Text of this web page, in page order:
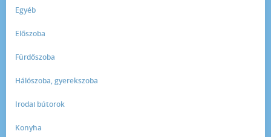
Egyéb
Előszoba
Fürdőszoba
Hálószoba, gyerekszoba
Irodai bútorok
Konyha